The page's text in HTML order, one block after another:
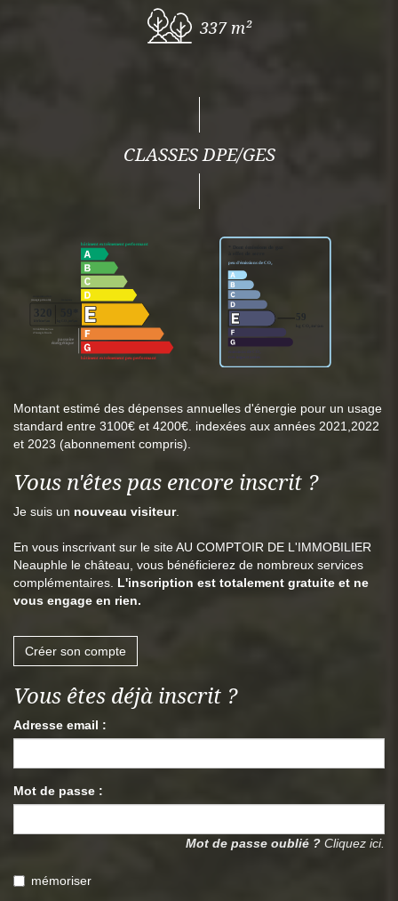
337 m²
CLASSES DPE/GES
Montant estimé des dépenses annuelles d'énergie pour un usage
standard entre 3100€ et 4200€. indexées aux années 2021,2022
et 2023 (abonnement compris).
Vous n'êtes pas encore inscrit ?
Je suis un nouveau visiteur.
En vous inscrivant sur le site AU COMPTOIR DE L'IMMOBILIER
Neauphle le château, vous bénéficierez de nombreux services
complémentaires. L'inscription est totalement gratuite et ne
vous engage en rien.
Créer son compte
Vous êtes déjà inscrit ?
Adresse email :
Mot de passe :
Mot de passe oublié ? Cliquez ici.
mémoriser